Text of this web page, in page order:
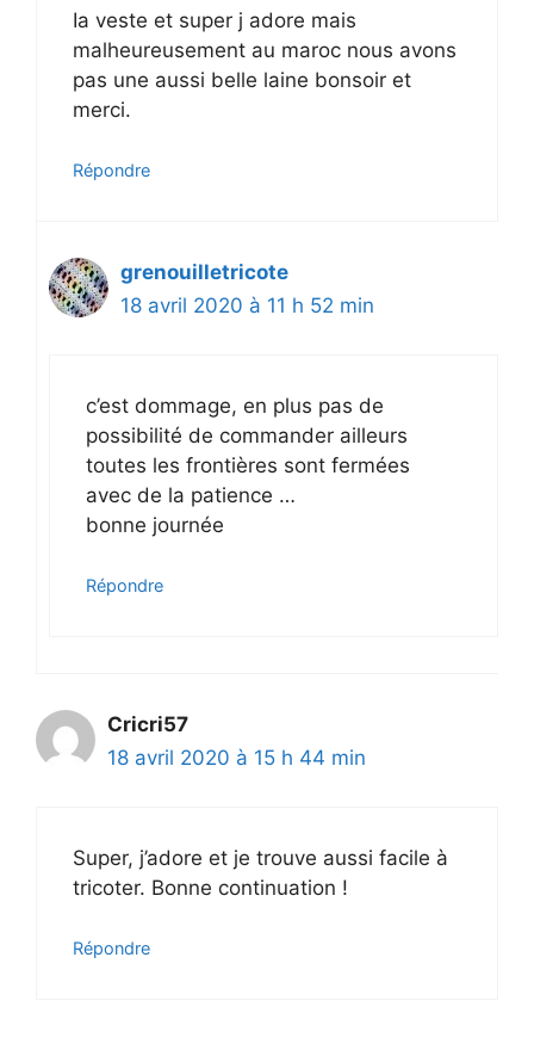
Ia veste et super j adore mais
malheureusement au maroc nous avons
pas une aussi belle laine bonsoir et
merci.
Répondre
grenouilletricote
18 avril 2020 à 11 h 52 min
c’est dommage, en plus pas de
possibilité de commander ailleurs
toutes les frontières sont fermées
avec de la patience …
bonne journée
Répondre
Cricri57
18 avril 2020 à 15 h 44 min
Super, j’adore et je trouve aussi facile à
tricoter. Bonne continuation !
Répondre